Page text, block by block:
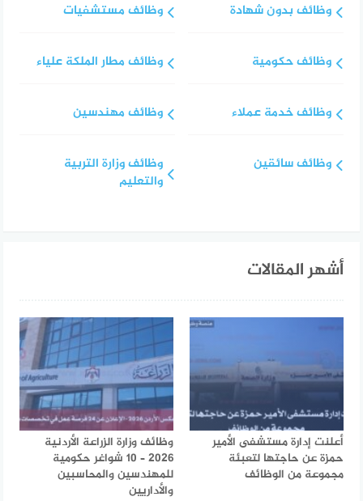
وظائف بدون شهادة
وظائف حكومية
وظائف خدمة عملاء
وظائف سائقين
وظائف مستشفيات
وظائف مطار الملكة علياء
وظائف مهندسين
وظائف وزارة التربية
والتعليم
أشهر المقالات
أعلنت إدارة مستشفى الأمير
حمزة عن حاجتها لتعبئة
مجموعة من الوظائف
وظائف وزارة الزراعة الأردنية
2026 – 10 شواغر حكومية
للمهندسين والمحاسبين
والأداريين